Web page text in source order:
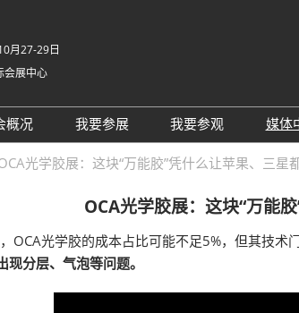
月27-29日
会展中心
概况
展会概况
特色展区
我要参展
展位预定
展商增值服务
励展通APP
我要参观
参观预登记
展商名录
推荐展商
媒体
光学胶展：这块“万能胶”凭什么让苹果、三星
OCA光学胶展：这块“万能
OCA光学胶的成本占比可能不足5%，但其技
现分层、气泡等问题。